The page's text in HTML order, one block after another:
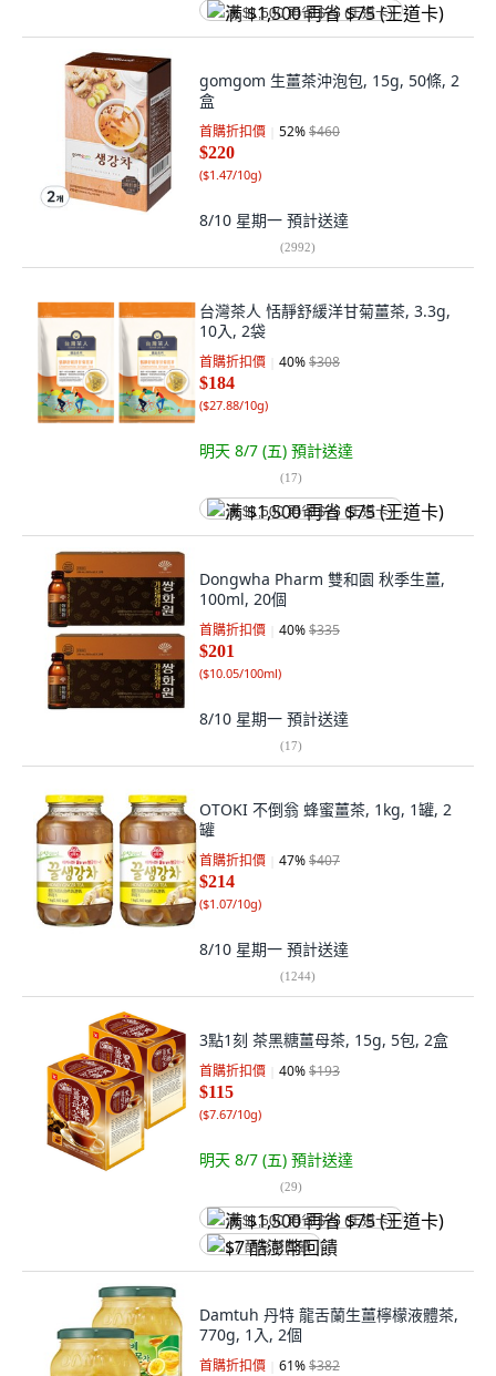
满 $1,500 再省 $75 (王道卡)
gomgom 生薑茶沖泡包, 15g, 50條, 2
盒
首購折扣價 52%$460
$220
($1.47/10g)
8/10 星期一 預計送達
(2992)
台灣茶人 恬靜舒緩洋甘菊薑茶, 3.3g,
10入, 2袋
首購折扣價 40%$308
$184
($27.88/10g)
明天 8/7 (五) 預計送達
(17)
满 $1,500 再省 $75 (王道卡)
Dongwha Pharm 雙和園 秋季生薑,
100ml, 20個
首購折扣價 40%$335
$201
($10.05/100ml)
8/10 星期一 預計送達
(17)
OTOKI 不倒翁 蜂蜜薑茶, 1kg, 1罐, 2
罐
首購折扣價 47%$407
$214
($1.07/10g)
8/10 星期一 預計送達
(1244)
3點1刻 茶黑糖薑母茶, 15g, 5包, 2盒
首購折扣價 40%$193
$115
($7.67/10g)
明天 8/7 (五) 預計送達
(29)
满 $1,500 再省 $75 (王道卡)
$7 酷澎幣回饋
Damtuh 丹特 龍舌蘭生薑檸檬液體茶,
770g, 1入, 2個
首購折扣價 61%$382